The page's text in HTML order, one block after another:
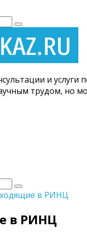
и
трудом, но
в РИНЦ
в РИНЦ